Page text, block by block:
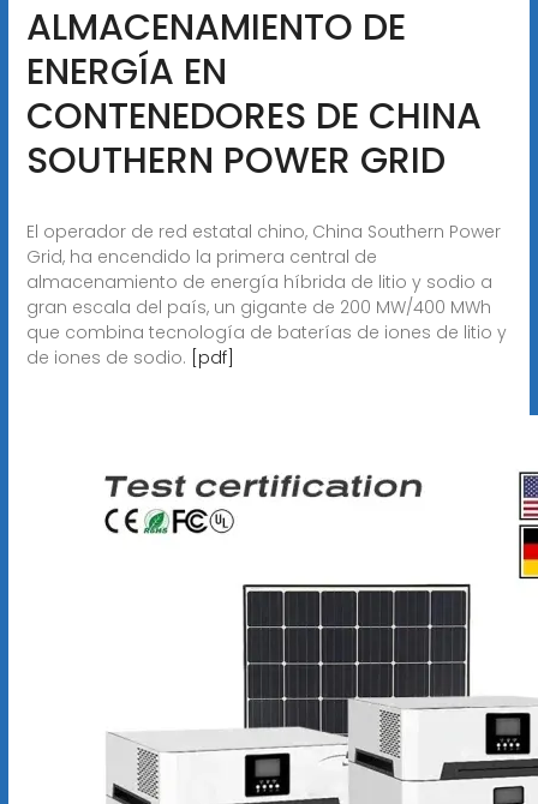
ALMACENAMIENTO DE
ENERGÍA EN
CONTENEDORES DE CHINA
SOUTHERN POWER GRID
El operador de red estatal chino, China Southern Power
Grid, ha encendido la primera central de
almacenamiento de energía híbrida de litio y sodio a
gran escala del país, un gigante de 200 MW/400 MWh
que combina tecnología de baterías de iones de litio y
de iones de sodio. [pdf]